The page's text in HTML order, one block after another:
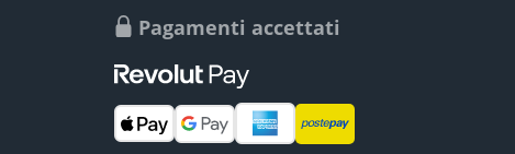
Pagamenti accettati